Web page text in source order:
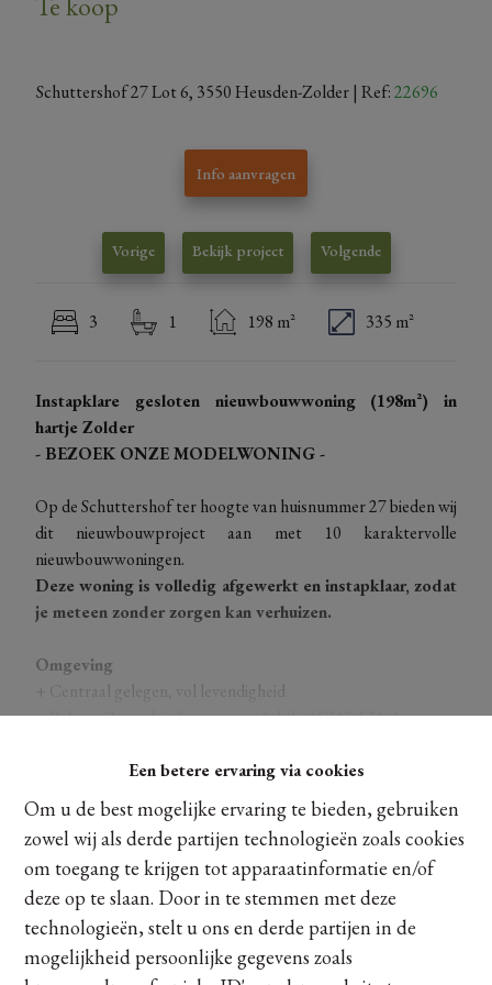
Een betere ervaring via cookies
Om u de best mogelijke ervaring te bieden, gebruiken
zowel wij als derde partijen technologieën zoals cookies
om toegang te krijgen tot apparaatinformatie en/of
deze op te slaan. Door in te stemmen met deze
technologieën, stelt u ons en derde partijen in de
mogelijkheid persoonlijke gegevens zoals
Schuttershof 27 Lot 6, 3550 Heusden-Zolder| Ref:22696
Info aanvragen
Vorige Bekijk project Volgende
3 1 198 m² 335 m²
Instapklare gesloten nieuwbouwwoning (198m²) in
hartje Zolder
- BEZOEK ONZE MODELWONING -
Op de Schuttershof ter hoogte van huisnummer 27 bieden wij
dit nieuwbouwproject aan met 10 karaktervolle
nieuwbouwwoningen.
Deze woning is volledig afgewerkt en instapklaar, zodat
je meteen zonder zorgen kan verhuizen.
Omgeving
+ Centraal gelegen, vol levendigheid
+ Belangrijke verbindingswegen dichtbij (E313-E314)
+ Alle faciliteiten binnen handbereik: scholen, gemeentehuis,
winkels, …
+Op een steenworp van natuurlijke pracht: De Vallei van
Mangelbeek, Domein Bovy, …
Architectuur
+ Gesloten bebouwing
+ Lichte gevelsteen intype Blanco ongetrommeld
Ontdek meer
Delen